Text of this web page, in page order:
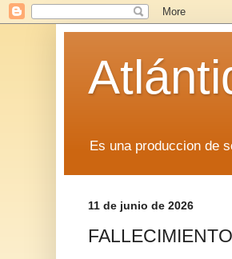
Es una produccion de
11 de junio de 2026
FALLECIMIENTO